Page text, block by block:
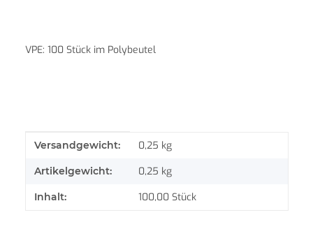
VPE: 100 Stück im Polybeutel
Produkteigenschaft
Wert
Versandgewicht: 0,25 kg
Artikelgewicht: 0,25 kg
Inhalt: 100,00 Stück